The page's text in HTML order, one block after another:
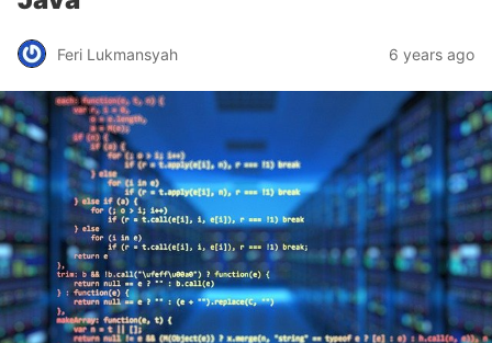
Feri Lukmansyah 6 years ago